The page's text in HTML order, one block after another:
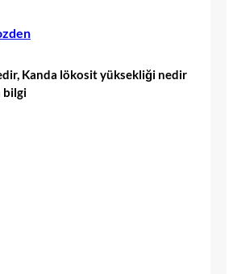
Kanda lökosit yüksekliği nedir
bilgi